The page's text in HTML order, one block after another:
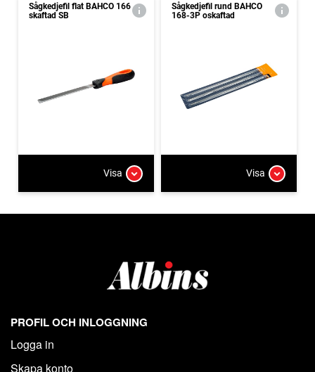
Sågkedjefil flat BAHCO 166
skaftad SB
Visa
Sågkedjefil rund BAHCO
168-3P oskaftad
Visa
PROFIL OCH INLOGGNING
Logga in
Skapa konto